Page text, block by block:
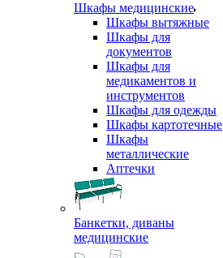
Шкафы медицинские
Шкафы вытяжные
Шкафы для
документов
Шкафы для
медикаментов и
инструментов
Шкафы для одежды
Шкафы картотечные
Шкафы
металлические
Аптечки
Банкетки, диваны
медицинские